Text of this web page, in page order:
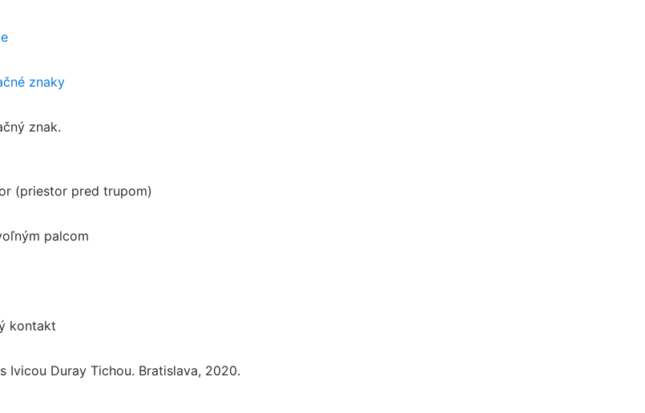
znaky
znak.
(priestor pred trupom)
palcom
kontakt
Ivicou Duray Tichou. Bratislava, 2020.